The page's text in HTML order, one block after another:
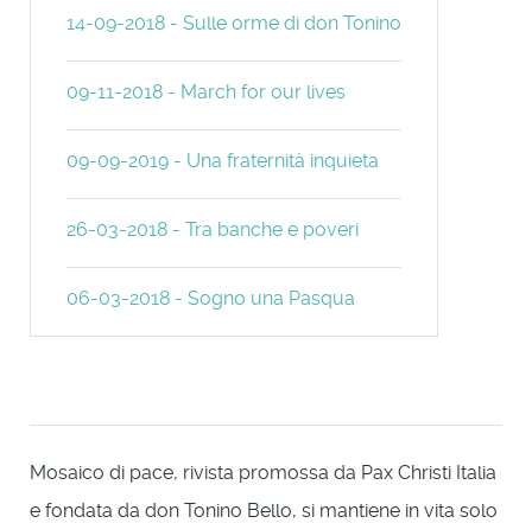
14-09-2018 - Sulle orme di don Tonino
09-11-2018 - March for our lives
09-09-2019 - Una fraternità inquieta
26-03-2018 - Tra banche e poveri
06-03-2018 - Sogno una Pasqua
Mosaico di pace, rivista promossa da Pax Christi Italia
e fondata da don Tonino Bello, si mantiene in vita solo